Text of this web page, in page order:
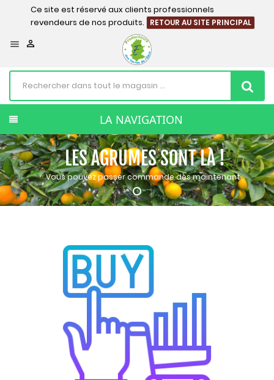
Ce site est réservé aux clients professionnels
revendeurs de nos produits.
RETOUR AU SITE PRINCIPAL
 
LA NAVIGATION
LES AGRUMES SONT LÀ !
Vous pouvez passer commande dès maintenant.